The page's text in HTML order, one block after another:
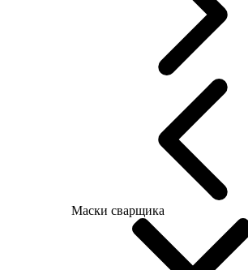
Маски сварщика